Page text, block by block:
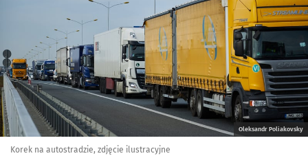
Oleksandr Poliakovsky
Korek na autostradzie, zdjęcie ilustracyjne